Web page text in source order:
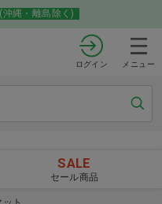
縄・離島除く)
ログイン メニュー
SALE
セール商品